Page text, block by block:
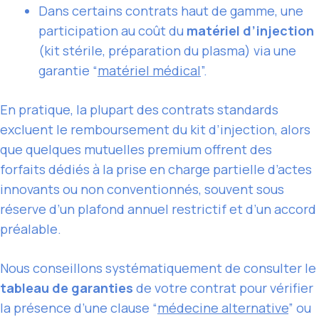
Dans certains contrats haut de gamme, une
participation au coût du matériel d’injection
(kit stérile, préparation du plasma) via une
garantie “matériel médical”.
En pratique, la plupart des contrats standards
excluent le remboursement du kit d’injection, alors
que quelques mutuelles premium offrent des
forfaits dédiés à la prise en charge partielle d’actes
innovants ou non conventionnés, souvent sous
réserve d’un plafond annuel restrictif et d’un accord
préalable.
Nous conseillons systématiquement de consulter le
tableau de garanties de votre contrat pour vérifier
la présence d’une clause “médecine alternative” ou